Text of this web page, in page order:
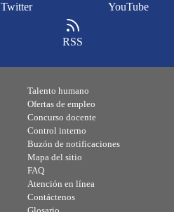
Twitter YouTube
RSS
Talento humano
Ofertas de empleo
Concurso docente
Control interno
Buzón de notificaciones
Mapa del sitio
FAQ
Atención en línea
Contáctenos